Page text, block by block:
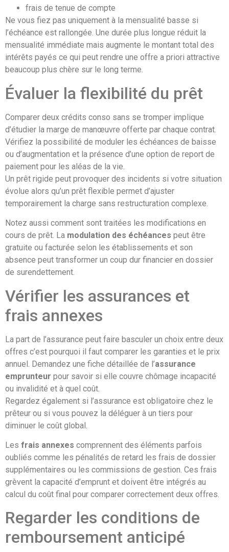
frais de tenue de compte
Ne vous fiez pas uniquement à la mensualité basse si
l’échéance est rallongée. Une durée plus longue réduit la
mensualité immédiate mais augmente le montant total des
intérêts payés ce qui peut rendre une offre a priori attractive
beaucoup plus chère sur le long terme.
Évaluer la flexibilité du prêt
Comparer deux crédits conso sans se tromper implique
d’étudier la marge de manœuvre offerte par chaque contrat.
Vérifiez la possibilité de moduler les échéances de baisse
ou d’augmentation et la présence d’une option de report de
paiement pour les aléas de la vie.
Un prêt rigide peut provoquer des incidents si votre situation
évolue alors qu’un prêt flexible permet d’ajuster
temporairement la charge sans restructuration complexe.
Notez aussi comment sont traitées les modifications en
cours de prêt. La modulation des échéances peut être
gratuite ou facturée selon les établissements et son
absence peut transformer un coup dur financier en dossier
de surendettement.
Vérifier les assurances et
frais annexes
La part de l’assurance peut faire basculer un choix entre deux
offres c’est pourquoi il faut comparer les garanties et le prix
annuel. Demandez une fiche détaillée de l’assurance
emprunteur pour savoir si elle couvre chômage incapacité
ou invalidité et à quel coût.
Regardez également si l’assurance est obligatoire chez le
prêteur ou si vous pouvez la déléguer à un tiers pour
diminuer le coût global.
Les frais annexes comprennent des éléments parfois
oubliés comme les pénalités de retard les frais de dossier
supplémentaires ou les commissions de gestion. Ces frais
grèvent la capacité d’emprunt et doivent être intégrés au
calcul du coût final pour comparer correctement deux offres.
Regarder les conditions de
remboursement anticipé